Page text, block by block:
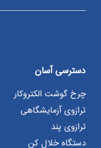
دسترسی آسان
چرخ گوشت الکتروکار
ترازوی آزمایشگاهی
ترازوی پند
دستگاه خلال کن